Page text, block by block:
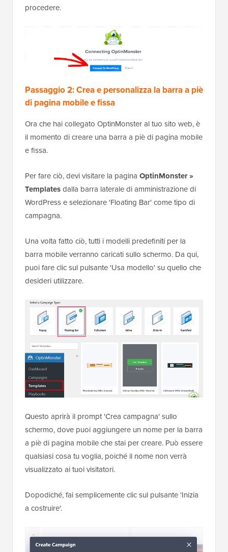
procedere.
Passaggio 2: Crea e personalizza la barra a piè
di pagina mobile e fissa
Ora che hai collegato OptinMonster al tuo sito web, è
il momento di creare una barra a piè di pagina mobile
e fissa.
Per fare ciò, devi visitare la pagina OptinMonster »
Templatesdalla barra laterale di amministrazione di
WordPress e selezionare 'Floating Bar' come tipo di
campagna.
Una volta fatto ciò, tutti i modelli predefiniti per la
barra mobile verranno caricati sullo schermo. Da qui,
puoi fare clic sul pulsante 'Usa modello' su quello che
desideri utilizzare.
Questo aprirà il prompt 'Crea campagna' sullo
schermo, dove puoi aggiungere un nome per la barra
a piè di pagina mobile che stai per creare. Può essere
qualsiasi cosa tu voglia, poiché il nome non verrà
visualizzato ai tuoi visitatori.
Dopodiché, fai semplicemente clic sul pulsante 'Inizia
a costruire'.